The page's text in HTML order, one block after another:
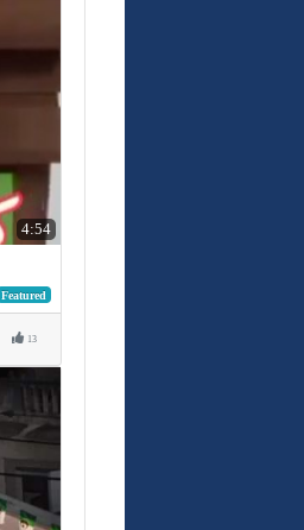
4:54
Featured
13